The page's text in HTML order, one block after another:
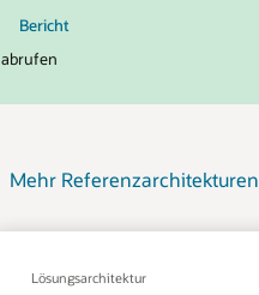
Bericht
abrufen
Mehr
Lösungsarchitektur